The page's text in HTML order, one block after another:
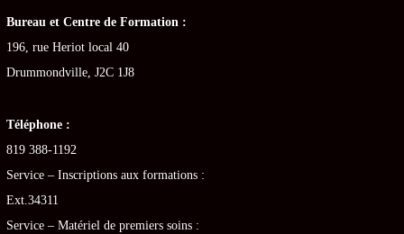
Bureau et Centre de Formation :
196, rue Heriot local 40
Drummondville, J2C 1J8
Téléphone :
819 388-1192
Service – Inscriptions aux formations :
Ext.34311
Service – Matériel de premiers soins :